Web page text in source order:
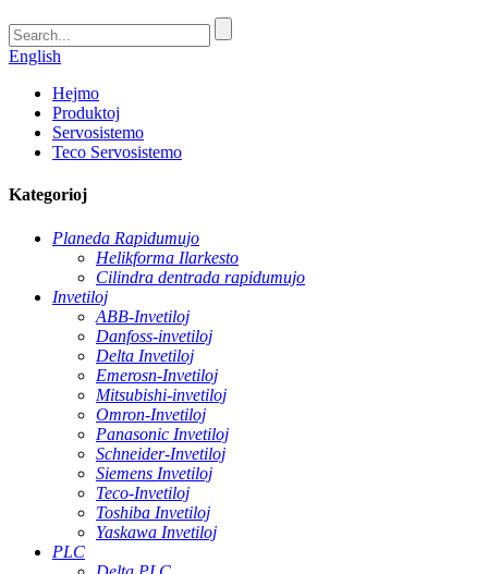
English
Hejmo
Produktoj
Servosistemo
Teco Servosistemo
Kategorioj
Planeda Rapidumujo
Helikforma Ilarkesto
Cilindra dentrada rapidumujo
Invetiloj
ABB-Invetiloj
Danfoss-invetiloj
Delta Invetiloj
Emerosn-Invetiloj
Mitsubishi-invetiloj
Omron-Invetiloj
Panasonic Invetiloj
Schneider-Invetiloj
Siemens Invetiloj
Teco-Invetiloj
Toshiba Invetiloj
Yaskawa Invetiloj
PLC